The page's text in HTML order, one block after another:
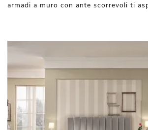
armadi a muro con ante scorrevoli ti